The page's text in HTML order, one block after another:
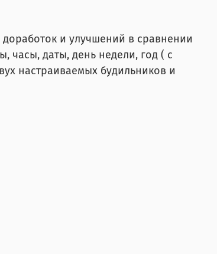
и улучшений в сравнении
часы, даты, день недели, год ( с
настраиваемых будильников и